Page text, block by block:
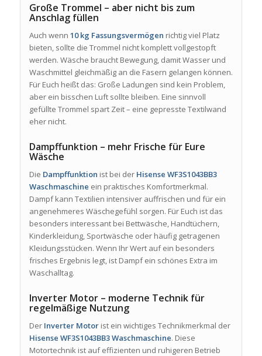
Große Trommel – aber nicht bis zum
Anschlag füllen
Auch wenn 10 kg Fassungsvermögen richtig viel Platz
bieten, sollte die Trommel nicht komplett vollgestopft
werden. Wäsche braucht Bewegung, damit Wasser und
Waschmittel gleichmäßig an die Fasern gelangen können.
Für Euch heißt das: Große Ladungen sind kein Problem,
aber ein bisschen Luft sollte bleiben. Eine sinnvoll
gefüllte Trommel spart Zeit – eine gepresste Textilwand
eher nicht.
Dampffunktion – mehr Frische für Eure
Wäsche
Die Dampffunktion ist bei der Hisense WF3S1043BB3
Waschmaschine ein praktisches Komfortmerkmal.
Dampf kann Textilien intensiver auffrischen und für ein
angenehmeres Wäschegefühl sorgen. Für Euch ist das
besonders interessant bei Bettwäsche, Handtüchern,
Kinderkleidung, Sportwäsche oder häufig getragenen
Kleidungsstücken. Wenn Ihr Wert auf ein besonders
frisches Ergebnis legt, ist Dampf ein schönes Extra im
Waschalltag.
Inverter Motor – moderne Technik für
regelmäßige Nutzung
Der Inverter Motorist ein wichtiges Technikmerkmal der
Hisense WF3S1043BB3 Waschmaschine. Diese
Motortechnik ist auf effizienten und ruhigeren Betrieb